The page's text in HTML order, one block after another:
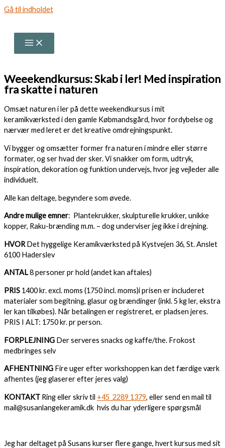
Gå til indholdet
Weeekendkursus: Skab i ler! Med inspiration
fra skatte i naturen
Omsæt naturen i ler på dette weekendkursus i mit
keramikværksted i den gamle Købmandsgård, hvor fordybelse og
nærvær med leret er det kreative omdrejningspunkt.
Vi bygger og omsætter former fra naturen i mindre eller større
formater, og ser hvad der sker. Vi snakker om form, udtryk,
inspiration, dekoration og funktion undervejs, hvor jeg vejleder alle
individuelt.
Alle kan deltage, begyndere som øvede.
Andre mulige emner: Plantekrukker, skulpturelle krukker, unikke
kopper, Raku-brænding m.m. – dog underviser jeg ikke i drejning.
HVOR Det hyggelige Keramikværksted på Kystvejen 36, St. Anslet
6100 Haderslev
ANTAL8 personer pr hold (andet kan aftales)
PRIS 1400 kr. excl. moms (1750 incl. moms)i prisen er includeret
materialer som begitning, glasur og brændinger (inkl. 5 kg ler, ekstra
ler kan tilkøbes). Når betalingen er registreret, er pladsen jeres.
PRIS I ALT: 1750 kr. pr person.
FORPLEJNING Der serveres snacks og kaffe/the. Frokost
medbringes selv
AFHENTNING Fire uger efter workshoppen kan det færdige værk
afhentes (jeg glaserer efter jeres valg)
KONTAKT Ring eller skriv til +45 2289 1379, eller send en mail til
mail@susanlangekeramik.dk hvis du har yderligere spørgsmål
Jeg har deltaget på Susans kurser flere gange, hvert kursus med sit